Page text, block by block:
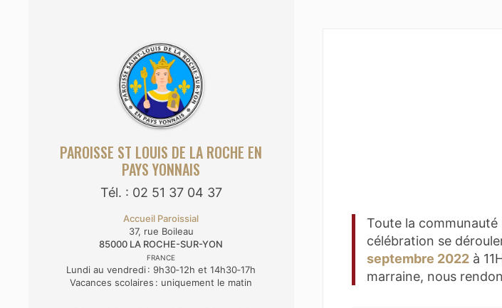
PAROISSE ST LOUIS DE LA ROCHE EN
PAYS YONNAIS
Tél. : 02 51 37 04 37
Accueil Paroissial
37, rue Boileau
85000 LA ROCHE-SUR-YON
FRANCE
Lundi au vendredi : 9h30‑12h et 14h30‑17h
Vacances scolaires : uniquement le matin
Toute la
célébration se
septembre 2022à
marraine, nous